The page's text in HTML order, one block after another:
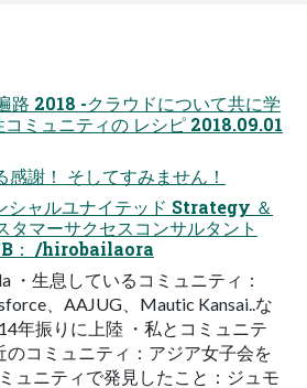
路 2018 -クラウドについて共に学
ミュニティの レシピ 2018.09.01
感謝！ そしてすみません！
シャルユナイテッド Strategy ＆
マーサクセスコンサルタント
： /hirobailaora
・⽣息しているコミュニティ：
、AAJUG、Mautic Kansai..な
年振りに上陸 ・私とコミュニテ
のコミュニティ：アジア⼥⼦会を
ュニティで発⾒したこと：ジュモ